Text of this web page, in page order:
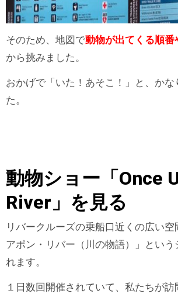
そのため、地図で動物が出てくる順番
から挑みました。
おかげで「いた！あそこ！」と、かな
た。
動物ショー「Once
River」を見る
リバークルーズの乗船口近くの広い空
アポン・リバー（川の物語）」とい
れます。
１日数回開催されていて、私たちが